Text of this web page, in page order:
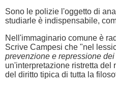
Sono le polizie l'oggetto di
studiarle è indispensabile,
Nell'immaginario comune è
Scrive Campesi che "nel
prevenzione e repressione dei
un'interpretazione ristretta
del diritto tipica di tutta la